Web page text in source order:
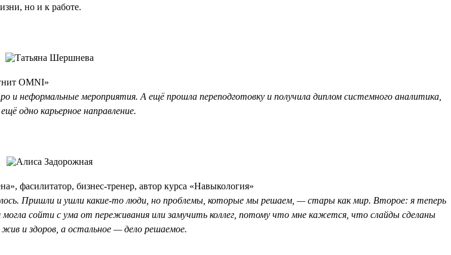
но и к работе.
OMNI»
и неформальные мероприятия. А ещё прошла переподготовку и получила диплом системного аналитика,
одно карьерное направление.
фасилитатор, бизнес-тренер, автор курса «Навыкология»
Пришли и ушли какие-то люди, но проблемы, которые мы решаем, — стары как мир. Второе: я теперь
сойти с ума от переживания или замучить коллег, потому что мне кажется, что слайды сделаны
и здоров, а остальное — дело решаемое.